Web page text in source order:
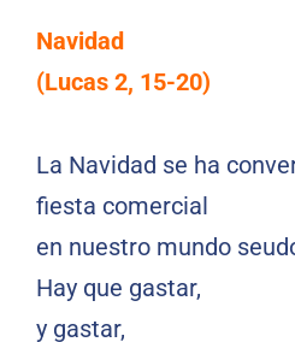
Navidad
(Lucas 2, 15-20)
La Navidad se ha
fiesta comercial
en nuestro mundo
Hay que gastar,
y gastar,